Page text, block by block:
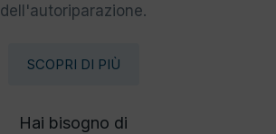
dell'autoriparazione.
SCOPRI DI PIÙ
Hai bisogno di